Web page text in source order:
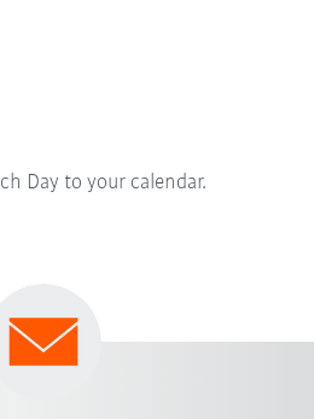
Day to your calendar.